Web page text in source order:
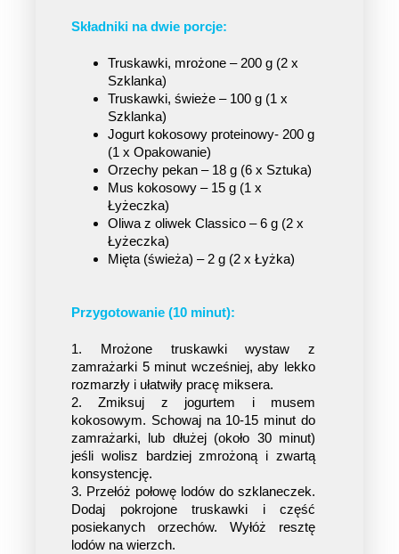
Składniki na dwie porcje:
Truskawki, mrożone – 200 g (2 x
Szklanka)
Truskawki, świeże – 100 g (1 x
Szklanka)
Jogurt kokosowy proteinowy- 200 g
(1 x Opakowanie)
Orzechy pekan – 18 g (6 x Sztuka)
Mus kokosowy – 15 g (1 x
Łyżeczka)
Oliwa z oliwek Classico – 6 g (2 x
Łyżeczka)
Mięta (świeża) – 2 g (2 x Łyżka)
Przygotowanie (10 minut):
1. Mrożone truskawki wystaw z
zamrażarki 5 minut wcześniej, aby lekko
rozmarzły i ułatwiły pracę miksera.
2. Zmiksuj z jogurtem i musem
kokosowym. Schowaj na 10-15 minut do
zamrażarki, lub dłużej (około 30 minut)
jeśli wolisz bardziej zmrożoną i zwartą
konsystencję.
3. Przełóż połowę lodów do szklaneczek.
Dodaj pokrojone truskawki i część
posiekanych orzechów. Wyłóż resztę
lodów na wierzch.